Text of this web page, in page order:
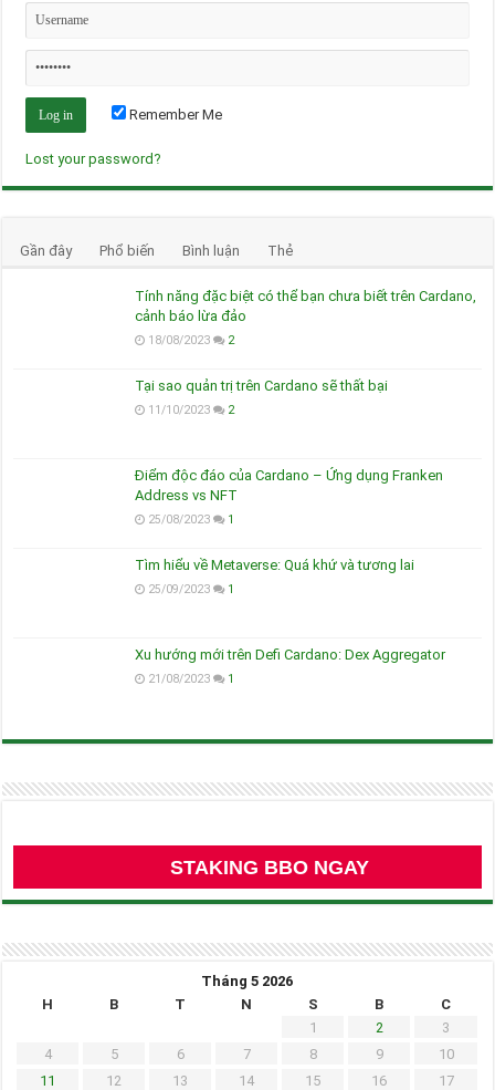
Remember Me
Lost your password?
Gần đây Phổ biến Bình luận Thẻ
Tính năng đặc biệt có thể bạn chưa biết trên Cardano,
cảnh báo lừa đảo
18/08/2023 2
Tại sao quản trị trên Cardano sẽ thất bại
11/10/2023 2
Điểm độc đáo của Cardano – Ứng dụng Franken
Address vs NFT
25/08/2023 1
Tìm hiểu về Metaverse: Quá khứ và tương lai
25/09/2023 1
Xu hướng mới trên Defi Cardano: Dex Aggregator
21/08/2023 1
STAKING BBO NGAY
Tháng 5 2026
H
B T N S B
C
1
2
3
4
5 6 7 8 9
10
11
12 13 14 15 16
17